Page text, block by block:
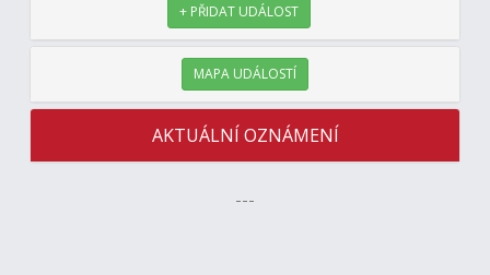
+ PŘIDAT UDÁLOST
MAPA UDÁLOSTÍ
AKTUÁLNÍ OZNÁMENÍ
---